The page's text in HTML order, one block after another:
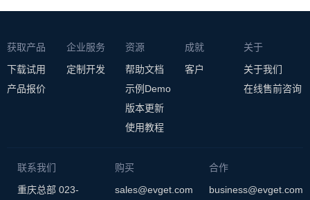
获取产品
下载试用
产品报价
企业服务
定制开发
资源
帮助文档
示例Demo
版本更新
使用教程
成就
客户
关于
关于我们
在线售前咨询
联系我们
重庆总部 023-
购买
sales@evget.com
合作
business@evget.com